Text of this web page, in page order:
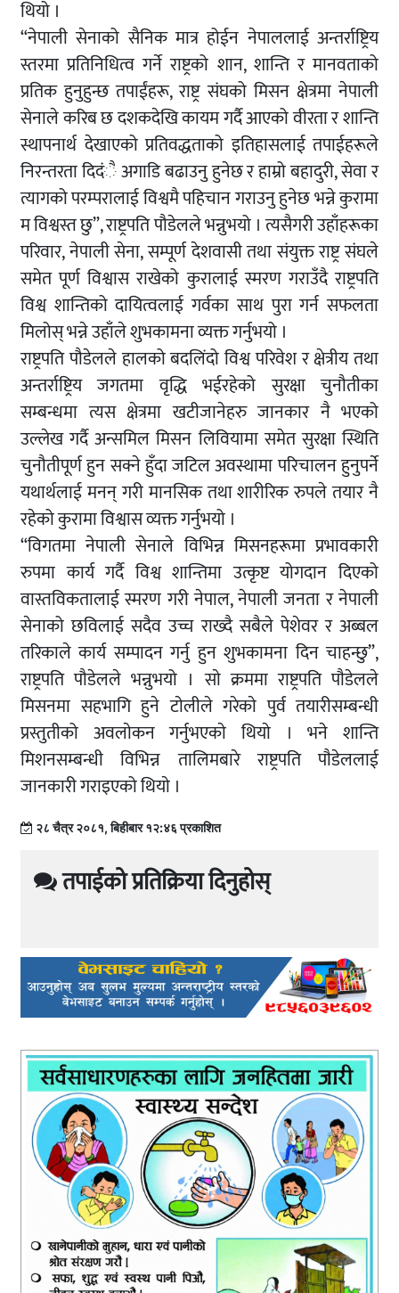
थियो ।
“नेपाली सेनाको सैनिक मात्र होईन नेपाललाई अन्तर्राष्ट्रिय
स्तरमा प्रतिनिधित्व गर्ने राष्ट्रको शान, शान्ति र मानवताको
प्रतिक हुनुहुन्छ तपाईंहरू, राष्ट्र संघको मिसन क्षेत्रमा नेपाली
सेनाले करिब छ दशकदेखि कायम गर्दै आएको वीरता र शान्ति
स्थापनार्थ देखाएको प्रतिवद्धताको इतिहासलाई तपाईहरूले
निरन्तरता दिदंै अगाडि बढाउनु हुनेछ र हाम्रो बहादुरी, सेवा र
त्यागको परम्परालाई विश्वमै पहिचान गराउनु हुनेछ भन्ने कुरामा
म विश्वस्त छु”, राष्ट्रपति पौडेलले भन्नुभयो । त्यसैगरी उहाँहरूका
परिवार, नेपाली सेना, सम्पूर्ण देशवासी तथा संयुक्त राष्ट्र संघले
समेत पूर्ण विश्वास राखेको कुरालाई स्मरण गराउँदै राष्ट्रपति
विश्व शान्तिको दायित्वलाई गर्वका साथ पुरा गर्न सफलता
मिलोस् भन्ने उहाँले शुभकामना व्यक्त गर्नुभयो ।
राष्ट्रपति पौडेलले हालको बदलिंदो विश्व परिवेश र क्षेत्रीय तथा
अन्तर्राष्ट्रिय जगतमा वृद्धि भईरहेको सुरक्षा चुनौतीका
सम्बन्धमा त्यस क्षेत्रमा खटीजानेहरु जानकार नै भएको
उल्लेख गर्दै अन्समिल मिसन लिवियामा समेत सुरक्षा स्थिति
चुनौतीपूर्ण हुन सक्ने हुँदा जटिल अवस्थामा परिचालन हुनुपर्ने
यथार्थलाई मनन् गरी मानसिक तथा शारीरिक रुपले तयार नै
रहेको कुरामा विश्वास व्यक्त गर्नुभयो ।
“विगतमा नेपाली सेनाले विभिन्न मिसनहरूमा प्रभावकारी
रुपमा कार्य गर्दै विश्व शान्तिमा उत्कृष्ट योगदान दिएको
वास्तविकतालाई स्मरण गरी नेपाल, नेपाली जनता र नेपाली
सेनाको छविलाई सदैव उच्च राख्दै सबैले पेशेवर र अब्बल
तरिकाले कार्य सम्पादन गर्नु हुन शुभकामना दिन चाहन्छु”,
राष्ट्रपति पौडेलले भन्नुभयो । साे क्रममा राष्ट्रपति पाैडेलले
मिसनमा सहभागि हुने टाेलीले गरेकाे पुर्व तयारीसम्बन्धी
प्रस्तुतीको अवलाेकन गर्नुभएकाे थियाे । भने शान्ति
मिशनसम्बन्धी विभिन्न तालिमबारे राष्ट्रपति पाैडेललाई
जानकारी गराइएको थियाे ।
२८ चैत्र २०८१, बिहीबार १२:४६ प्रकाशित
तपाईको प्रतिक्रिया दिनुहोस्